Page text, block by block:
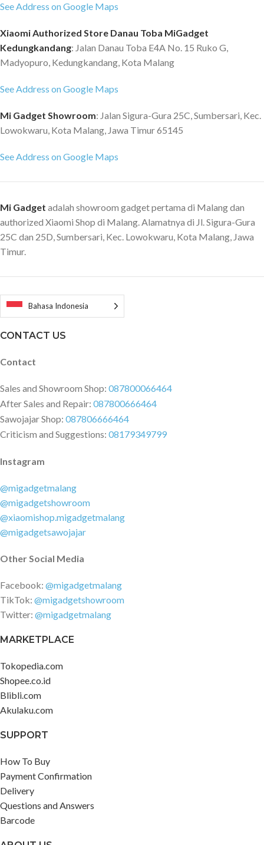
Product Weight""'about 40g
Amazfit Bip
See Address on Google Maps
Xiaomi Authorized Store Danau Toba MiGadget
Kedungkandang: Jalan Danau Toba E4A No. 15 Ruko G,
Madyopuro, Kedungkandang, Kota Malang
See Address on Google Maps
Mi Gadget Showroom: Jalan Sigura-Gura 25C, Sumbersari, Kec.
Lowokwaru, Kota Malang, Jawa Timur 65145
See Address on Google Maps
Mi Gadget adalah showroom gadget pertama di Malang dan
authorized Xiaomi Shop di Malang. Alamatnya di Jl. Sigura-Gura
25C dan 25D, Sumbersari, Kec. Lowokwaru, Kota Malang, Jawa
Timur.
Bahasa Indonesia
CONTACT US
Contact
Sales and Showroom Shop: 087800066464
After Sales and Repair: 087800666464
Sawojajar Shop: 087806666464
Criticism and Suggestions: 08179349799
Instagram
@migadgetmalang
@migadgetshowroom
@xiaomishop.migadgetmalang
@migadgetsawojajar
Other Social Media
Facebook: @migadgetmalang
TikTok: @migadgetshowroom
Twitter: @migadgetmalang
MARKETPLACE
Tokopedia.com
Shopee.co.id
Blibli.com
Akulaku.com
SUPPORT
How To Buy
Payment Confirmation
Delivery
Questions and Answers
Barcode